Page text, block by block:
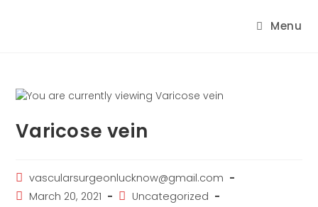
Menu
Varicose vein
vascularsurgeonlucknow@gmail.com
March 20, 2021
Uncategorized